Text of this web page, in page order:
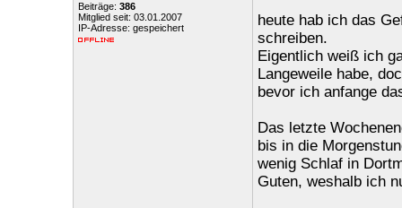
Beiträge: 386
Mitglied seit: 03.01.2007
IP-Adresse: gespeichert
heute hab ich das
schreiben.
Eigentlich weiß ich
Langeweile habe,
bevor ich anfange
Das letzte
bis in die
wenig Schlaf in
Guten, weshalb ich